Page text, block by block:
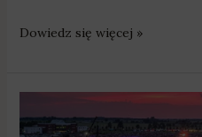
Dowiedz się więcej »
Lednica